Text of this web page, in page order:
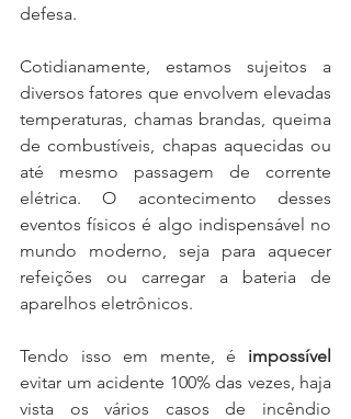
defesa.
Cotidianamente, estamos sujeitos a
diversos fatores que envolvem elevadas
temperaturas, chamas brandas, queima
de combustíveis, chapas aquecidas ou
até mesmo passagem de corrente
elétrica. O acontecimento desses
eventos físicos é algo indispensável no
mundo moderno, seja para aquecer
refeições ou carregar a bateria de
aparelhos eletrônicos.
Tendo isso em mente, é impossível
evitar um acidente 100% das vezes, haja
vista os vários casos de incêndio